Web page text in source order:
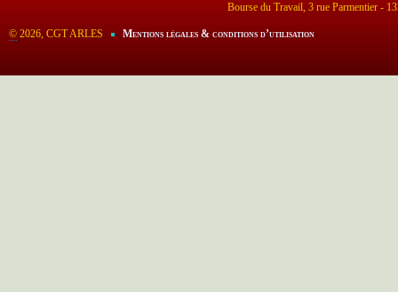
Bourse du Travail, 3 rue Parmentier -
© 2026, CGT ARLES Mentions légales & conditions d’utilisation